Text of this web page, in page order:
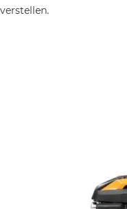
verstellen.